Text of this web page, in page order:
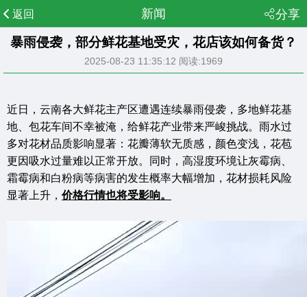
分享
返回 新闻
暴雨侵袭，部分鲜花基地受灾，花店该如何备货？
2025-08-23 11:35:12 阅读:1969
近日，云南各大鲜花主产区遭遇连续暴雨侵袭，多地鲜花基
地、包花车间不幸被淹，给鲜花产业带来严峻挑战。雨水过
多对花材品质影响显著：花瓣薄软无质感，颜色变浅，花苞
更因吸水过量难以正常开放。同时，高湿度环境让灰霉病、
霜霉病和白粉病等病害的发生概率大幅增加，花材损耗风险
显著上升， 价格行情也将受影响。